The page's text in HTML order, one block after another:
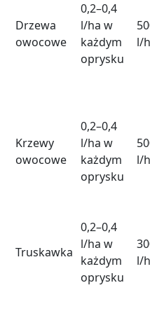
Drzewa
owocowe
0,2–0,4
l/ha w
każdym
oprysku
l/
Krzewy
owocowe
0,2–0,4
l/ha w
każdym
oprysku
l/
Truskawka
0,2–0,4
l/ha w
każdym
oprysku
l/